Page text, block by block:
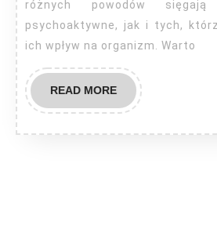
różnych powodów
psychoaktywne, jak i tych,
ich wpływ na organizm. Warto
READ MOREREAD
MORE